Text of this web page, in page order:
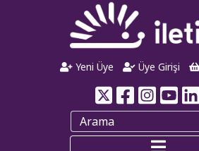
Yeni Üye Üye Girişi